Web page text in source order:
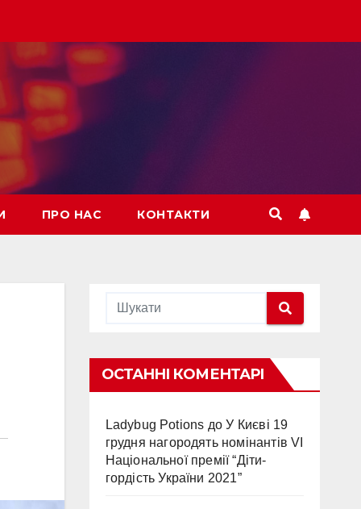
ПРО НАС КОНТАКТИ
ОСТАННІ КОМЕНТАРІ
Ladybug Potions доУ Києві 19
грудня нагородять номінантів VI
Національної премії “Діти-
гордість України 2021”